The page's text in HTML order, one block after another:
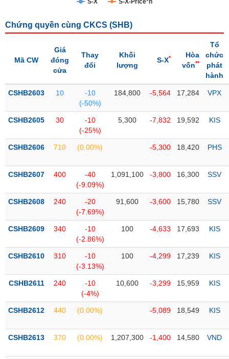
thái
thị
Niêm
Niêm
mới
yết
bổ
Hủy
yết
dõi
biệt
được
ký
S-X S-X-Price*n
Chứng quyền cùng CKCS (SHB)
Mã CW
Giá
đóng
cửa
Thay
đổi
Khối
lượng
S-X*
Hòa
vốn**
Tổ
chức
phát
hành
CSHB2603 10
-10
(-50%)
184,800 -5,564 17,284 VPX
CSHB2605 30
-10
(-25%)
5,300 -7,832 19,592 KIS
CSHB2606 710 (0.00%) -5,300 18,420 PHS
CSHB2607 400
-40
(-9.09%)
1,091,100 -3,800 16,300 SSV
CSHB2608 240
-20
(-7.69%)
91,600 -3,600 15,780 SSV
CSHB2609 340
-10
(-2.86%)
100 -4,633 17,693 KIS
CSHB2610 310
-10
(-3.13%)
100 -4,299 17,239 KIS
CSHB2611 240
-10
(-4%)
10,600 -3,299 15,959 KIS
CSHB2612 440 (0.00%) -5,089 18,549 KIS
CSHB2613 370 (0.00%) 1,207,300 -1,400 14,580 VND
NGÀNH
NGHIỆP
PHIẾU
PHÁI
TRÁI
PHIẾU
CÔNG
CỤ
TƯ
DỮ